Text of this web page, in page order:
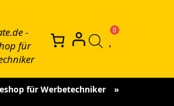
für Werbetechniker »